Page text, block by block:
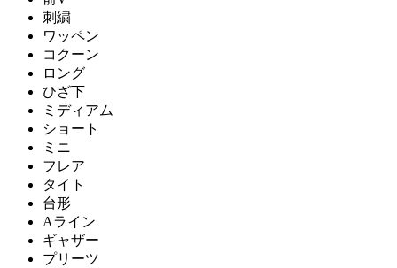
刺繍
ワッペン
コクーン
ロング
ひざ下
ミディアム
ショート
ミニ
フレア
タイト
台形
Aライン
ギャザー
プリーツ